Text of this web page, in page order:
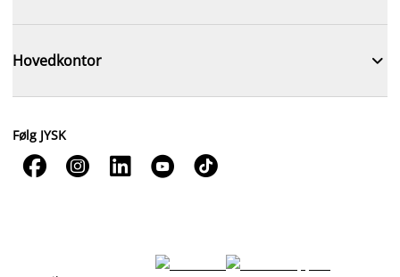
Hovedkontor 
Følg JYSK
    